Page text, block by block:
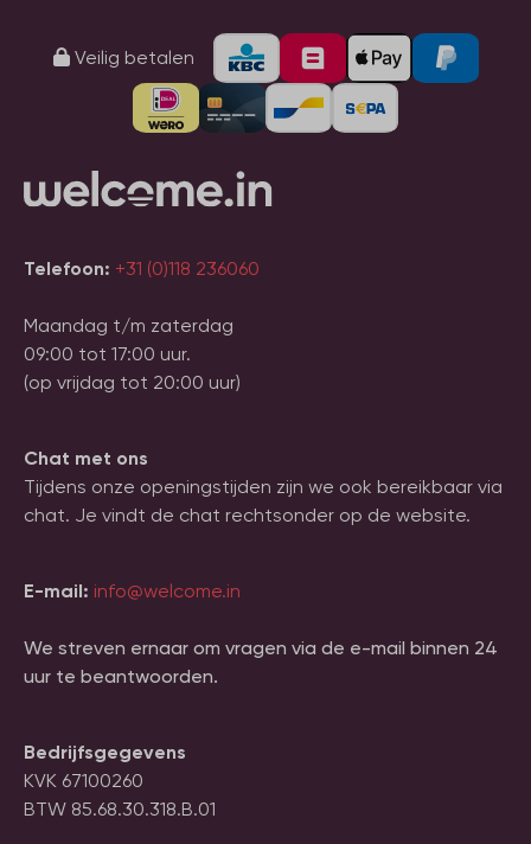
Veilig betalen
Telefoon: +31 (0)118 236060
Maandag t/m zaterdag
09:00 tot 17:00 uur.
(op vrijdag tot 20:00 uur)
Chat met ons
Tijdens onze openingstijden zijn we ook bereikbaar via
chat. Je vindt de chat rechtsonder op de website.
E-mail: info@welcome.in
We streven ernaar om vragen via de e-mail binnen 24
uur te beantwoorden.
Bedrijfsgegevens
KVK 67100260
BTW 85.68.30.318.B.01